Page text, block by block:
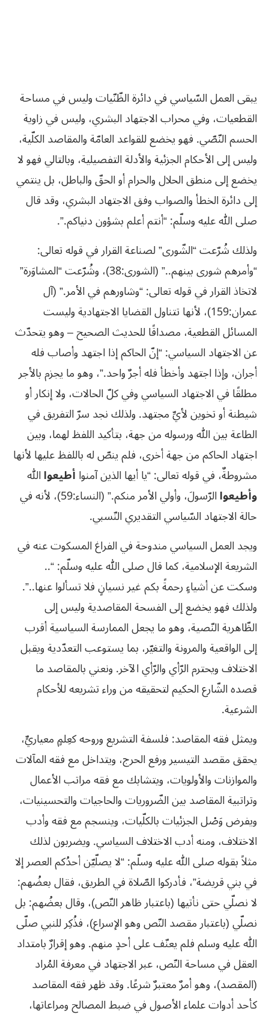
يبقى العمل السّياسي في دائرة الظّنّيات وليس في مساحة
القطعيات، وفي محراب الاجتهاد البشري، وليس في زاوية
الحسم النّصّي. فهو يخضع للقواعد العامّة والمقاصد الكلّية،
وليس إلى الأحكام الجزئية والأدلة التفصيلية، وبالتالي فهو لا
يخضع إلى منطق الحلال والحرام أو الحقّ والباطل، بل ينتمي
إلى دائرة الخطأ والصواب وفق الاجتهاد البشري، وقد قال
صلى الله عليه وسلّم: “أنتم أعلم بشؤون دنياكم.”.
ولذلك شُرّعت “الشّورى” لصناعة القرار في قوله تعالى:
“وأمرهم شورى بينهم..” (الشورى:38)، وشُرّعت “المشاوَرة”
لاتخاذ القرار في قوله تعالى: “وشاورهم في الأمر.” (آل
عمران:159)، لأنها تتناول القضايا الاجتهادية وليست
المسائل القطعية، مصداقًا للحديث الصحيح – وهو يتحدّث
عن الاجتهاد السياسي: “إنّ الحاكم إذا اجتهد وأصاب فله
أجران، وإذا اجتهد وأخطأ فله أجرٌ واحد.”، وهو ما يجزم بالأجر
مطلقًا في الاجتهاد السياسي وفي كلّ الحالات، ولا إنكار أو
شيطنة أو تخوين لأيِّ مجتهد. ولذلك نجد سرّ التفريق في
الطاعة بين الله ورسوله من جهة، بتأكيد اللفظ لهما، وبين
اجتهاد الحاكم من جهة أخرى، فلم ينصّ له باللفظ عليها لأنها
مشروطةٌ، في قوله تعالى: “يا أيها الذين آمنواأطيعواالله
وأطيعوا
الرّسولَ، وأولي الأمر منكم.” (النساء:59)، لأنه في
حالة الاجتهاد السّياسي التقديري النّسبي.
ويجد العمل السياسي مندوحة في الفراغ المسكوت عنه في
الشريعة الإسلامية، كما قال صلى الله عليه وسلّم: “..
وسكت عن أشياءٍ رحمةً بكم غير نسيانٍ فلا تسألوا عنها..”.
ولذلك فهو يخضع إلى الفسحة المقاصدية وليس إلى
الظّاهرية النّصية، وهو ما يجعل الممارسة السياسية أقرب
إلى الواقعية والمرونة والتغيّر، بما يستوعب التعدّدية ويقبل
الاختلاف ويحترم الرّأي والرّأي الآخر. ونعني بالمقاصد ما
قصده الشّارع الحكيم لتحقيقه من وراء تشريعه للأحكام
الشرعية.
ويمثل فقه المقاصد: فلسفة التشريع وروحه كعِلمٍ معياريٍّ،
يحقق مقصد التيسير ورفع الحرج، ويتداخل مع فقه المآلات
والموازنات والأولويات، ويتشابك مع فقه مراتب الأعمال
وتراتبية المقاصد بين الضّروريات والحاجيات والتحسينيات،
ويفرض وَصْل الجزئيات بالكلّيات، وينسجم مع فقه وأدب
الاختلاف، ومنه أدب الاختلاف السياسي. ويضربون لذلك
مثلاً بقوله صلى الله عليه وسلّم: “لا يصلّيّن أحدُكم العصر إلا
في بني قريضة”، فأدركوا الصّلاة في الطريق، فقال بعضُهم:
لا نصلّي حتى نأتيها (باعتبار ظاهر النّص)، وقال بعضُهم: بل
نصلّي (باعتبار مقصد النّص وهو الإسراع)، فذُكِر للنبي صلّى
الله عليه وسلم فلم يعنّف على أحدٍ منهم. وهو إقرارٌ بامتداد
العقل في مساحة النّص، عبر الاجتهاد في معرفة المُراد
(المقصد)، وهو أمرٌ معتبرٌ شرعًا. وقد ظهر فقه المقاصد
كأحد أدوات علماء الأصول في ضبط المصالح ومراعاتها،